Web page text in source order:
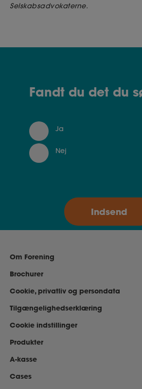
Selskabsadvokaterne.
Fandt du det du
Ja
Nej
Om Forening
Brochurer
Cookie, privatliv og persondata
Tilgængelighedserklæring
Cookie indstillinger
Produkter
A-kasse
Cases